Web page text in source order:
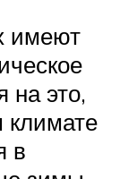
имеют
на это,
климате
в